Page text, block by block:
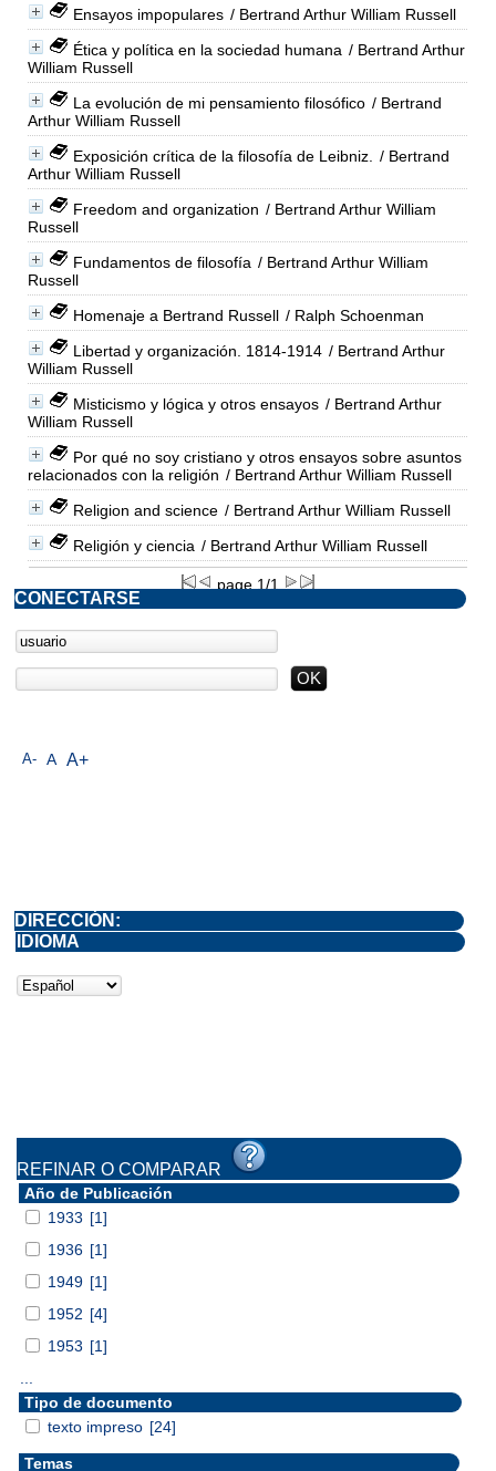
Ensayos impopulares / Bertrand Arthur William Russell
Ética y política en la sociedad humana / Bertrand Arthur
William Russell
La evolución de mi pensamiento filosófico / Bertrand
Arthur William Russell
Exposición crítica de la filosofía de Leibniz.
/ Bertrand
Arthur William Russell
Freedom and organization / Bertrand Arthur William
Russell
Fundamentos de filosofía / Bertrand Arthur William
Russell
Homenaje a Bertrand Russell / Ralph Schoenman
Libertad y organización. 1814-1914 / Bertrand Arthur
William Russell
Misticismo y lógica y otros ensayos / Bertrand Arthur
William Russell
Por qué no soy cristiano y otros ensayos sobre asuntos
relacionados con la religión / Bertrand Arthur William Russell
Religion and science / Bertrand Arthur William Russell
Religión y ciencia / Bertrand Arthur William Russell
page 1/1
A- A A+
CONECTARSE
DIRECCIÓN:
IDIOMA
REFINAR O COMPARAR
Año de Publicación
1933 [1]
1936 [1]
1949 [1]
1952 [4]
1953 [1]
Tipo de documento
texto impreso [24]
Temas